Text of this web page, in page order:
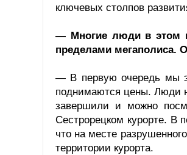
ключевых столпов
— Многие люди в этом
пределами мегаполиса.
— В первую очередь мы
поднимаются цены. Люди
завершили и можно
Сестрорецком курорте. В
что на месте
территории курорта.